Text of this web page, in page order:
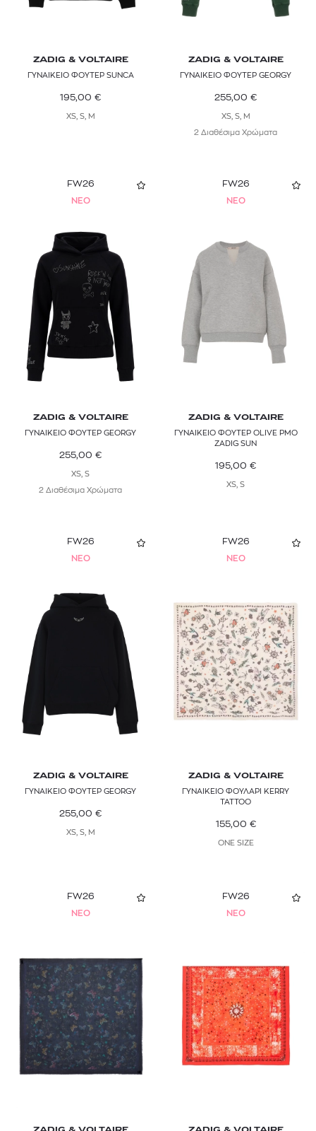
ZADIG & VOLTAIRE
ΓΥΝΑΙΚΕΙΟ ΦΟΥΤΕΡ SUNCA
195,00 €
XS, S, M
ZADIG & VOLTAIRE
ΓΥΝΑΙΚΕΙΟ ΦΟΥΤΕΡ GEORGY
255,00 €
XS, S, M
2 Διαθέσιμα Χρώματα
FW26
NEO
ZADIG & VOLTAIRE
ΓΥΝΑΙΚΕΙΟ ΦΟΥΤΕΡ GEORGY
255,00 €
XS, S
2 Διαθέσιμα Χρώματα
FW26
NEO
ZADIG & VOLTAIRE
ΓΥΝΑΙΚΕΙΟ ΦΟΥΤΕΡ OLIVE PMO
ZADIG SUN
195,00 €
XS, S
FW26
NEO
ZADIG & VOLTAIRE
ΓΥΝΑΙΚΕΙΟ ΦΟΥΤΕΡ GEORGY
255,00 €
XS, S, M
FW26
NEO
ZADIG & VOLTAIRE
ΓΥΝΑΙΚΕΙΟ ΦΟΥΛΑΡΙ KERRY
TATTOO
155,00 €
ONE SIZE
FW26
NEO
FW26
NEO